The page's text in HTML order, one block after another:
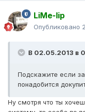
LiMe-lip
Опубликовано
В 02.05.2013 в
Подскажите если
понадобится
Ну смотря что ты